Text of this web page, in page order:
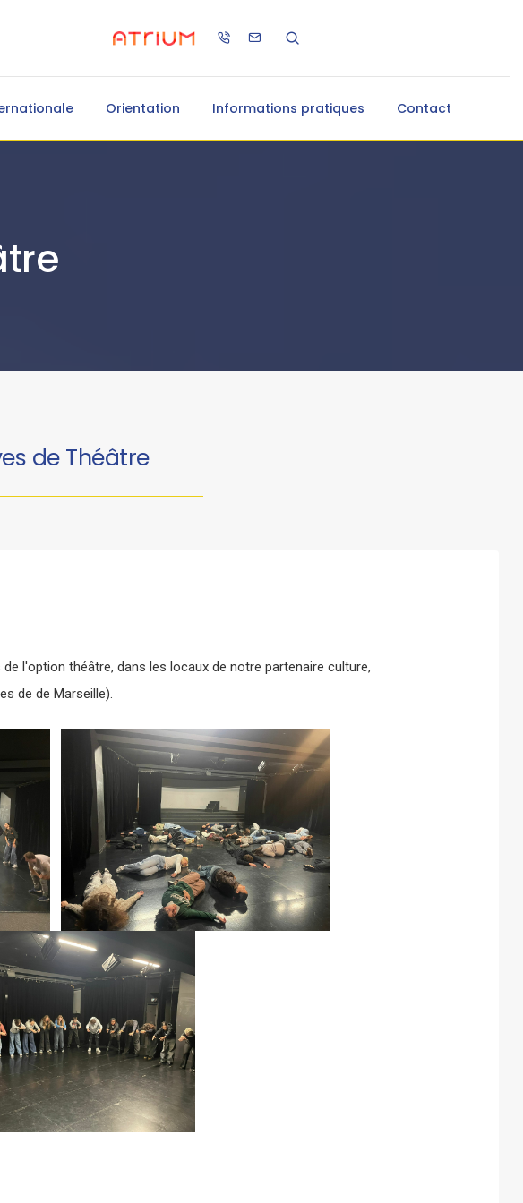
Orientation Informations pratiques Contact
de Théâtre
l'option théâtre, dans les locaux de notre partenaire culture,
de de Marseille).